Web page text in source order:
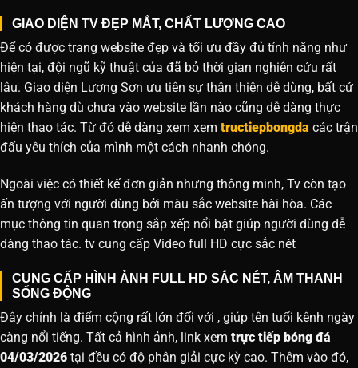
GIAO DIỆN TV ĐẸP MẮT, CHẤT LƯỢNG CAO
Để có được trang website đẹp và tối ưu đầy đủ tính năng như
hiện tại, đội ngũ kỹ thuật của đã bỏ thời gian nghiên cứu rất
lâu. Giao diện Lương Sơn ưu tiên sự thân thiện dễ dùng, bất cứ
khách hàng dù chưa vào website lần nào cũng dễ dàng thực
hiện thao tác. Từ đó dễ dàng xem xem tructiepbongda các trận
đấu yêu thích của mình một cách nhanh chóng.
Ngoài việc có thiết kế đơn giản nhưng thông minh, Tv còn tạo
ấn tượng với người dùng bởi màu sắc website hài hòa. Các
mục thông tin quan trọng sắp xếp nổi bật giúp người dùng dễ
dàng thao tác. tv cung cấp Video full HD cực sắc nét
CUNG CẤP HÌNH ẢNH FULL HD SẮC NÉT, ÂM THANH
SỐNG ĐỘNG
Đây chính là điểm cộng rất lớn đối với , giúp tên tuổi kênh ngày
càng nổi tiếng. Tất cả hình ảnh, link xem trực tiếp bóng đá
04/03/2026 tại đều có độ phân giải cực kỳ cao. Thêm vào đó,